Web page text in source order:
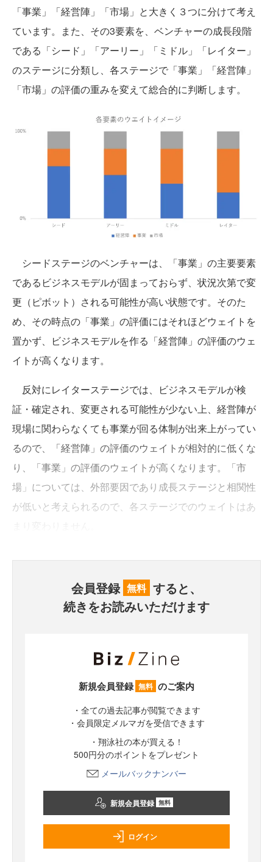
「事業」「経営陣」「市場」と大きく３つに分けて考え
ています。また、その3要素を、ベンチャーの成長段階
である「シード」「アーリー」「ミドル」「レイター」
のステージに分類し、各ステージで「事業」「経営陣」
「市場」の評価の重みを変えて総合的に判断します。
シードステージのベンチャーは、「事業」の主要要素
であるビジネスモデルが固まっておらず、状況次第で変
更（ピボット）される可能性が高い状態です。そのた
め、その時点の「事業」の評価にはそれほどウェイトを
置かず、ビジネスモデルを作る「経営陣」の評価のウェ
イトが高くなります。
反対にレイターステージでは、ビジネスモデルが検
証・確定され、変更される可能性が少ない上、経営陣が
現場に関わらなくても事業が回る体制が出来上がってい
るので、「経営陣」の評価のウェイトが相対的に低くな
り、「事業」の評価のウェイトが高くなります。「市
場」については、外部要因であり成長ステージと相関性
が低いと考えられるので、各ステージでのウェイトはあ
会員登録 無料 すると、
続きをお読みいただけます
新規会員登録 無料 のご案内
・全ての過去記事が閲覧できます
・会員限定メルマガを受信できます
・翔泳社の本が買える！
500円分のポイントをプレゼント
メールバックナンバー
新規会員登録 無料
ログイン